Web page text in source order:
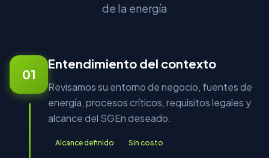
de la energía
01
Entendimiento del contexto
Revisamos su entorno de negocio, fuentes de
energía, procesos críticos, requisitos legales y
alcance del SGEn deseado.
Alcance definido Sin costo